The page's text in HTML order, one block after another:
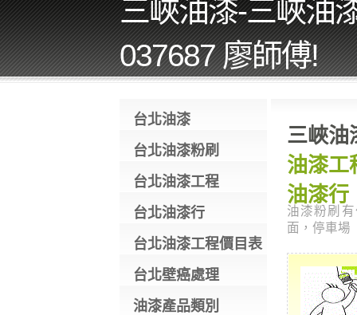
三峽油漆-三峽油
037687 廖師傅!
台北油漆
台北油漆粉刷
台北油漆工程
台北油漆行
台北油漆工程價目表
台北壁癌處理
油漆產品類別
三峽
油漆工
油漆行
油漆粉刷
面，停車場